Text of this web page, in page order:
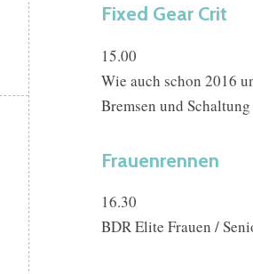
Fixed Gear Crit
15.00
Wie auch schon 2016
Bremsen und
Frauenrennen
16.30
BDR Elite Frauen /